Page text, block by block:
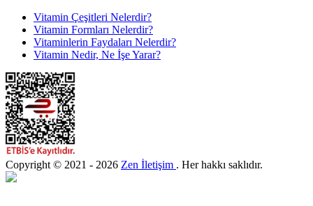
Vitamin Çeşitleri Nelerdir?
Vitamin Formları Nelerdir?
Vitaminlerin Faydaları Nelerdir?
Vitamin Nedir, Ne İşe Yarar?
Copyright © 2021 - 2026 Zen İletişim . Her hakkı saklıdır.